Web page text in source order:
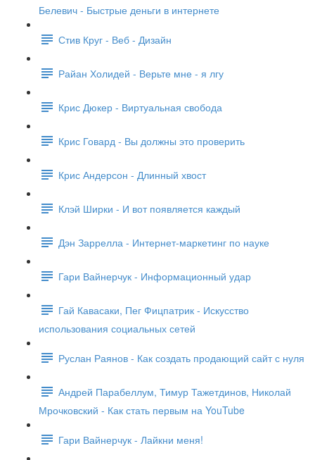
Белевич - Быстрые деньги в интернете
Стив Круг - Веб - Дизайн
Райан Холидей - Верьте мне - я лгу
Крис Дюкер - Виртуальная свобода
Крис Говард - Вы должны это проверить
Крис Андерсон - Длинный хвост
Клэй Ширки - И вот появляется каждый
Дэн Заррелла - Интернет-маркетинг по науке
Гари Вайнерчук - Информационный удар
Гай Кавасаки, Пег Фицпатрик - Искусство
использования социальных сетей
Руслан Раянов - Как создать продающий сайт с нуля
Андрей Парабеллум, Тимур Тажетдинов, Николай
Мрочковский - Как стать первым на YouTube
Гари Вайнерчук - Лайкни меня!